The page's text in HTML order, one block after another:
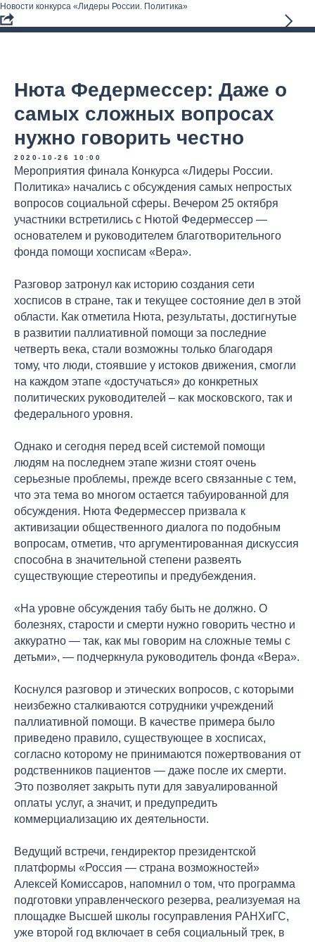
Новости конкурса «Лидеры России. Политика»
Нюта Федермессер: Даже о
самых сложных вопросах
нужно говорить честно
2020-10-26 10:00
Мероприятия финала Конкурса «Лидеры России.
Политика» начались с обсуждения самых непростых
вопросов социальной сферы. Вечером 25 октября
участники встретились с Нютой Федермессер —
основателем и руководителем благотворительного
фонда помощи хосписам «Вера».
Разговор затронул как историю создания сети
хосписов в стране, так и текущее состояние дел в этой
области. Как отметила Нюта, результаты, достигнутые
в развитии паллиативной помощи за последние
четверть века, стали возможны только благодаря
тому, что люди, стоявшие у истоков движения, смогли
на каждом этапе «достучаться» до конкретных
политических руководителей – как московского, так и
федерального уровня.
Однако и сегодня перед всей системой помощи
людям на последнем этапе жизни стоят очень
серьезные проблемы, прежде всего связанные с тем,
что эта тема во многом остается табуированной для
обсуждения. Нюта Федермессер призвала к
активизации общественного диалога по подобным
вопросам, отметив, что аргументированная дискуссия
способна в значительной степени развеять
существующие стереотипы и предубеждения.
«На уровне обсуждения табу быть не должно. О
болезнях, старости и смерти нужно говорить честно и
аккуратно — так, как мы говорим на сложные темы с
детьми», — подчеркнула руководитель фонда «Вера».
Коснулся разговор и этических вопросов, с которыми
неизбежно сталкиваются сотрудники учреждений
паллиативной помощи. В качестве примера было
приведено правило, существующее в хосписах,
согласно которому не принимаются пожертвования от
родственников пациентов — даже после их смерти.
Это позволяет закрыть пути для завуалированной
оплаты услуг, а значит, и предупредить
коммерциализацию их деятельности.
Ведущий встречи, гендиректор президентской
платформы «Россия — страна возможностей»
Алексей Комиссаров, напомнил о том, что программа
подготовки управленческого резерва, реализуемая на
площадке Высшей школы госуправления РАНХиГС,
уже второй год включает в себя социальный трек, в